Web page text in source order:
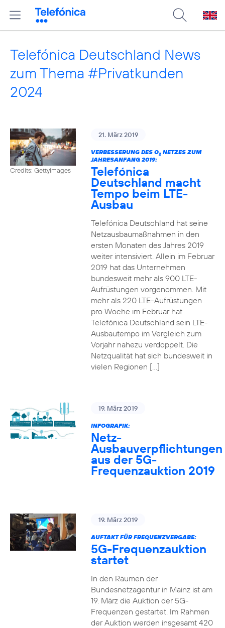
Telefónica Deutschland News
zum Thema #Privatkunden
2024
Credits: Gettyimages
21. März 2019
VERBESSERUNG DES O2NETZES ZUM
JAHRESANFANG 2019:
Telefónica
Deutschland macht
Tempo beim LTE-
Ausbau
Telefónica Deutschland hat seine
Netzausbaumaßnahmen in den
ersten Monaten des Jahres 2019
weiter intensiviert. Allein im Februar
2019 hat das Unternehmen
bundesweit mehr als 900 LTE-
Aufrüstungen vorgenommen. Mit
mehr als 220 LTE-Aufrüstungen
pro Woche im Februar hat
Telefónica Deutschland sein LTE-
Ausbautempo im Vergleich zum
Vorjahr nahezu verdoppelt. Die
Netzqualität hat sich bundesweit in
vielen Regionen […]
19. März 2019
INFOGRAFIK:
Netz-
Ausbauverpflichtungen
aus der 5G-
Frequenzauktion 2019
19. März 2019
AUFTAKT FÜR FREQUENZVERGABE:
5G-Frequenzauktion
startet
In den Räumen der
Bundesnetzagentur in Mainz ist am
19. März die Auktion der 5G-
Frequenzen gestartet. Im Rahmen
der Auktion werden insgesamt 420